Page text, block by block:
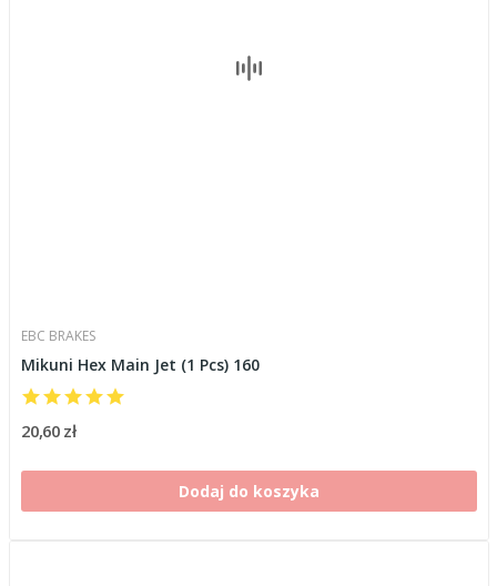
EBC BRAKES
Mikuni Hex Main Jet (1 Pcs) 160
20,60 zł
Dodaj do koszyka